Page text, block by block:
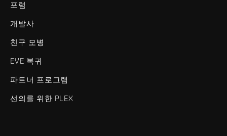
포럼
개발사
친구 모병
EVE 복귀
파트너 프로그램
선의를 위한 PLEX